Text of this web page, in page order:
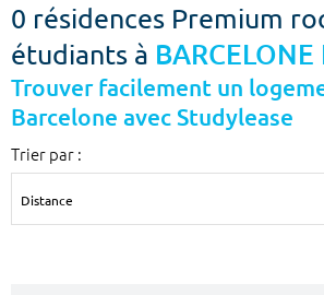
Ville, école
Budget min
€
Budget
Surface min Surface
0 résidences Premium
étudiants à BARCELONE
Trouver facilement un
Barcelone avec Studylease
Trier par :